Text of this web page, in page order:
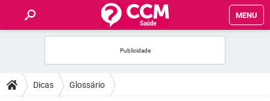
MENU
FÓRUM
Dicas Glossário